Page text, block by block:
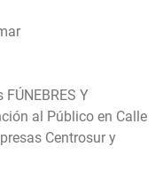
Y
al Público en Calle
Centrosur y